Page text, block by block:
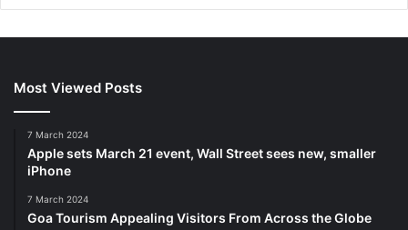
Most Viewed Posts
7 March 2024
Apple sets March 21 event, Wall Street sees new, smaller
iPhone
7 March 2024
Goa Tourism Appealing Visitors From Across the Globe